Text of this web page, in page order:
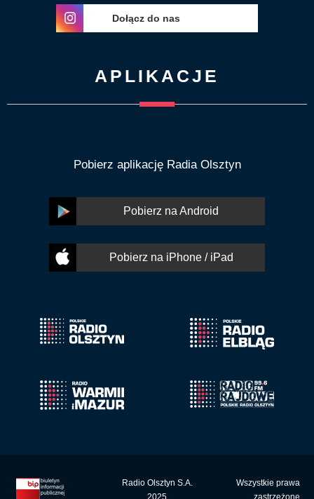
Dołącz do nas
APLIKACJE
Pobierz aplikację Radia Olsztyn
Pobierz na Android
Pobierz na iPhone / iPad
Radio Olsztyn S.A.
2025
Wszystkie prawa
zastrzeżone